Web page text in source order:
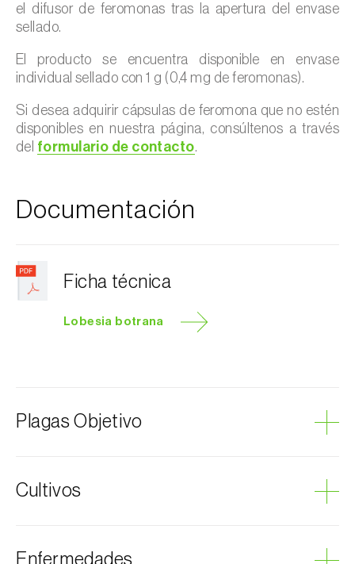
el difusor de feromonas tras la apertura del envase
sellado.
El producto se encuentra disponible en envase
individual sellado con 1 g (0,4 mg de feromonas).
Si desea adquirir cápsulas de feromona que no estén
disponibles en nuestra página, consúltenos a través
del formulario de contacto.
Documentación
Ficha técnica
Lobesia botrana
Plagas Objetivo
Cultivos
Cerezo
Enfermedades